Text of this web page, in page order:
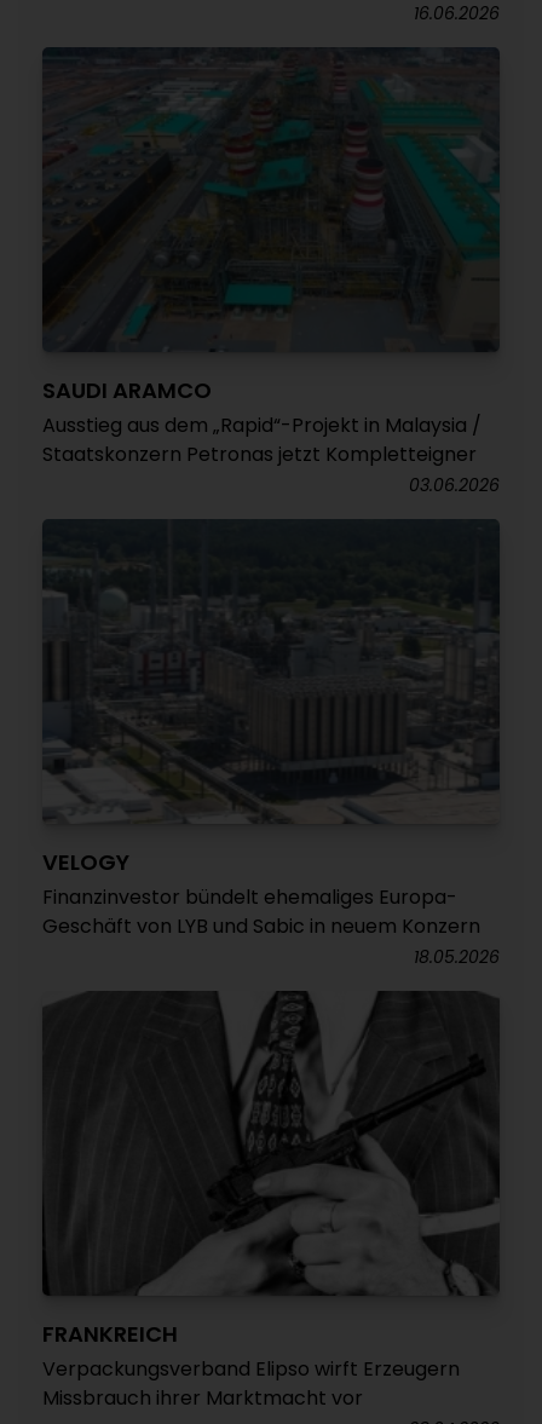
16.06.2026
SAUDI ARAMCO
Ausstieg aus dem „Rapid“-Projekt in Malaysia /
Staatskonzern Petronas jetzt Kompletteigner
03.06.2026
VELOGY
Finanzinvestor bündelt ehemaliges Europa-
Geschäft von LYB und Sabic in neuem Konzern
18.05.2026
FRANKREICH
Verpackungsverband Elipso wirft Erzeugern
Missbrauch ihrer Marktmacht vor